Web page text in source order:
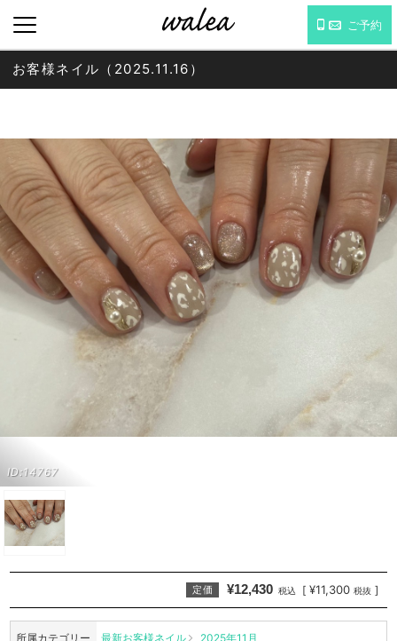
ご予約
ID:14767
お客様ネイル（2025.11.16）
定価 ¥12,430 税込 [ ¥11,300 税抜 ]
所属カテゴリー 最新お客様ネイル 2025年11月